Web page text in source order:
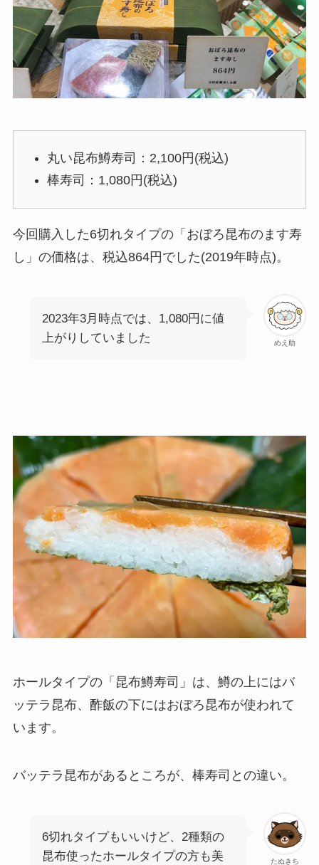
丸い昆布鱒寿司：2,100円(税込)
棒寿司：1,080円(税込)
今回購入した6切れタイプの「おぼろ昆布のます寿
し」の価格は、税込864円でした(2019年時点)。
めえ助
2023年3月時点では、1,080円に値
上がりしていました
ホールタイプの「昆布鱒寿司」は、鱒の上にはバ
ッテラ昆布、酢飯の下にはおぼろ昆布が使われて
います。
バッテラ昆布があるところが、棒寿司との違い。
たぬきち
6切れタイプもいいけど、2種類の
昆布使ったホールタイプの方も美